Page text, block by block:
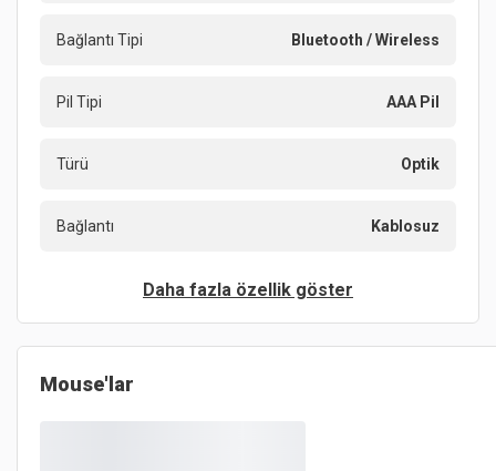
Bağlantı Tipi Bluetooth / Wireless
Pil Tipi AAA Pil
Türü Optik
Bağlantı Kablosuz
Daha fazla özellik göster
Mouse'lar